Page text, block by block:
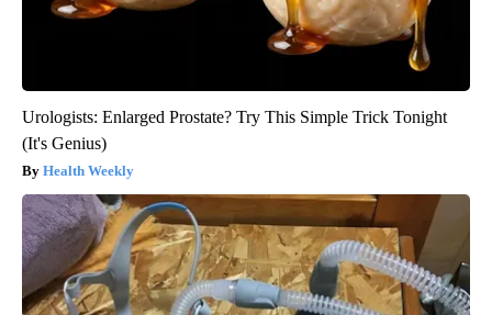
Urologists: Enlarged Prostate? Try This Simple Trick Tonight
(It's Genius)
Health Weekly